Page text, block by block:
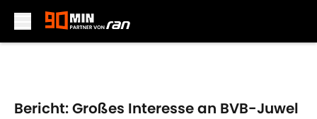
Bericht: Großes Interesse an BVB-Juwel